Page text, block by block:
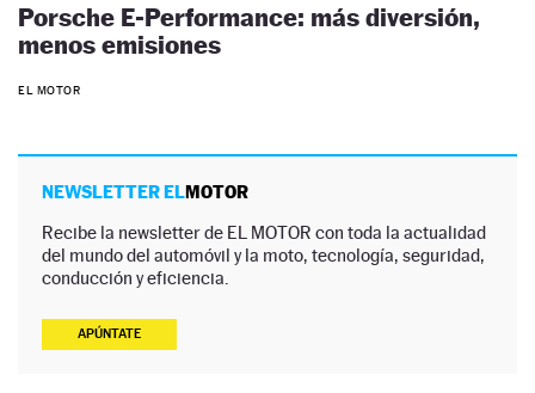
Porsche E-Performance: más diversión,
menos emisiones
EL MOTOR
NEWSLETTER ELMOTOR
Recibe la newsletter de EL MOTOR con toda la actualidad
del mundo del automóvil y la moto, tecnología, seguridad,
conducción y eficiencia.
APÚNTATE